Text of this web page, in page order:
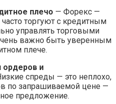
плечо — Форекс —
торгуют с кредитным
управлять торговыми
важно быть уверенным
плече.
ордеров и
спреды — это неплохо,
по запрашиваемой цене —
предложение.